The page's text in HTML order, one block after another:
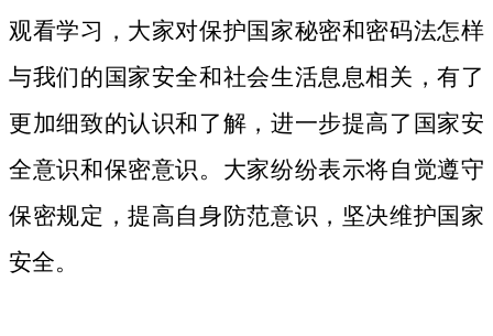
观看学习，大家对保护国家秘密和密码法怎样
与我们的国家安全和社会生活息息相关，有了
更加细致的认识和了解，进一步提高了国家安
全意识和保密意识。大家纷纷表示将自觉遵守
保密规定，提高自身防范意识，坚决维护国家
安全。